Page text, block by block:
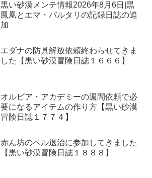
黒い砂漠メンテ情報2026年8月6日|黒
鳳凰とエマ・バルタリの記録日誌の追
加
エダナの防具解放依頼終わらせてきま
した【黒い砂漠冒険日誌１６６６】
オルビア・アカデミーの週間依頼で必
要になるアイテムの作り方【黒い砂漠
冒険日誌１７７４】
赤ん坊のベル退治に参加してきました
【黒い砂漠冒険日誌１８８８】